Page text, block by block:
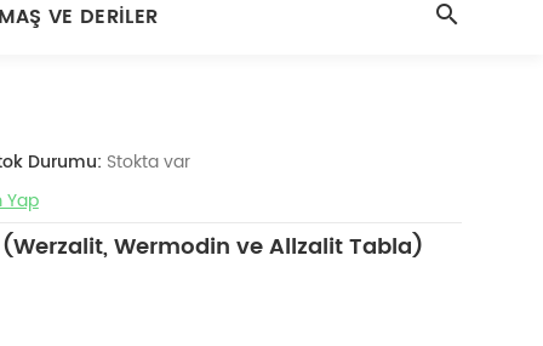
VE DERILER
Durumu: Stokta var
Yap
Wermodin ve Allzalit Tabla)